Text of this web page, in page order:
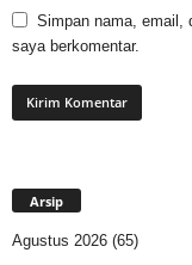
Simpan nama, email,
saya berkomentar.
Arsip
Agustus 2026 (65)